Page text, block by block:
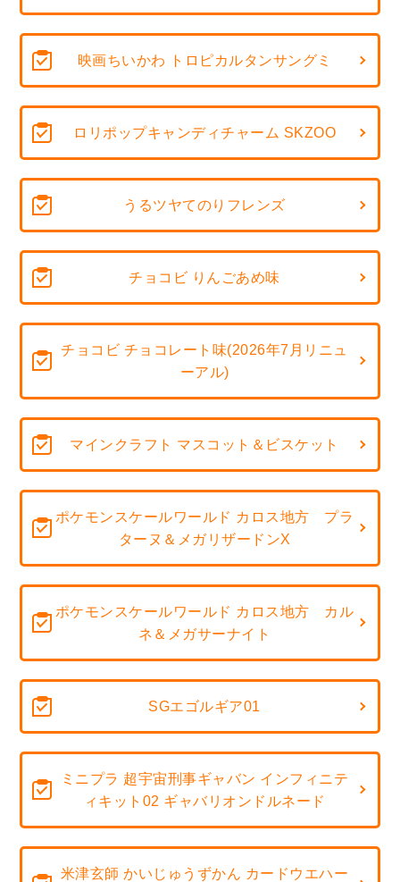
映画ちいかわ トロピカルタンサングミ
ロリポップキャンディチャーム SKZOO
うるツヤてのりフレンズ
チョコビ りんごあめ味
チョコビ チョコレート味(2026年7月リニュ
ーアル)
マインクラフト マスコット＆ビスケット
ポケモンスケールワールド カロス地方 プラ
ターヌ＆メガリザードンX
ポケモンスケールワールド カロス地方 カル
ネ＆メガサーナイト
SGエゴルギア01
ミニプラ 超宇宙刑事ギャバン インフィニテ
ィキット02 ギャバリオンドルネード
米津玄師 かいじゅうずかん カードウエハー